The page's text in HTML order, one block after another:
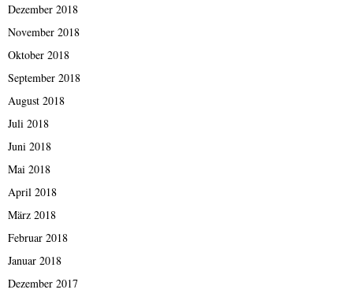
Dezember 2018
November 2018
Oktober 2018
September 2018
August 2018
Juli 2018
Juni 2018
Mai 2018
April 2018
März 2018
Februar 2018
Januar 2018
Dezember 2017